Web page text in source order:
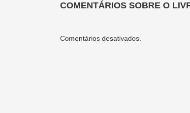
COMENTÁRIOS SOBRE O
Comentários desativados.